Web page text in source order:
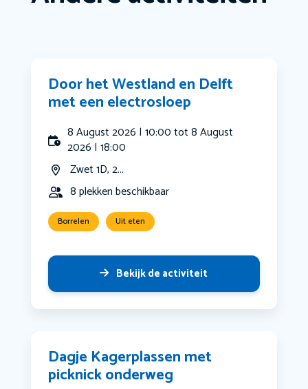
Door het Westland en Delft
met een electrosloep
8 August 2026 | 10:00 tot 8 August
2026 | 18:00
Zwet 1D, 2...
8 plekken beschikbaar
Borrelen Uit eten
Bekijk de activiteit
Dagje Kagerplassen met
picknick onderweg